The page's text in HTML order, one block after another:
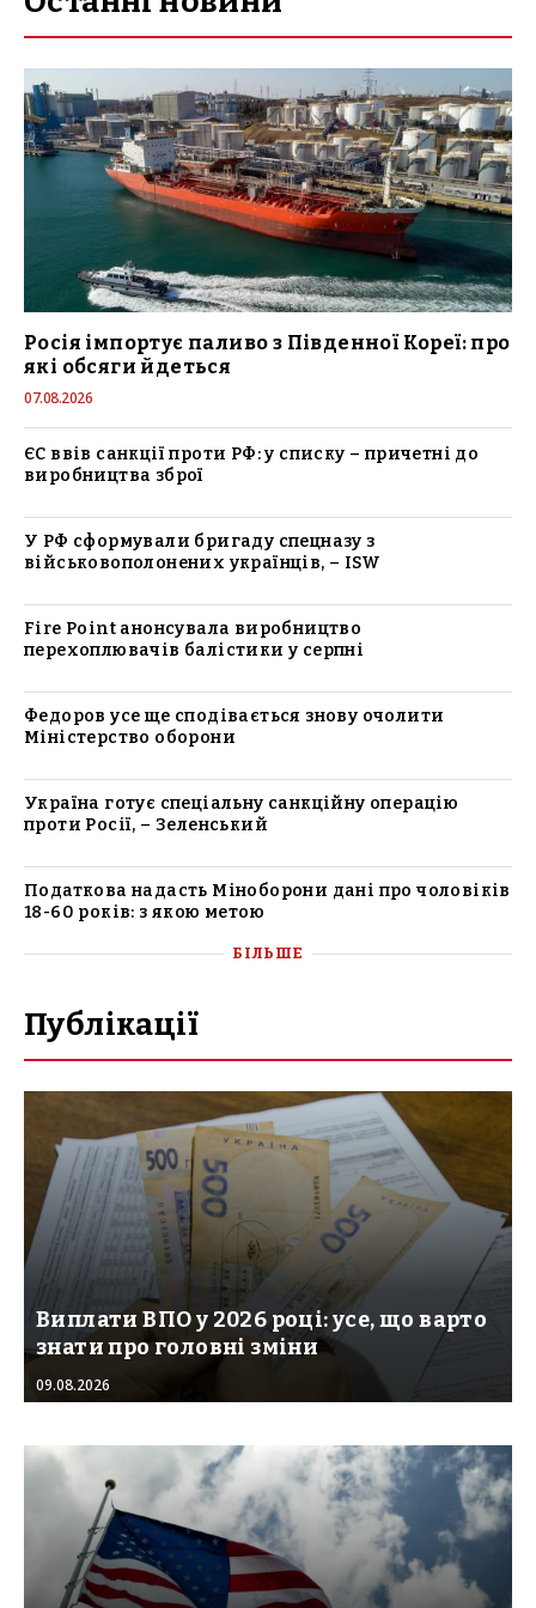
Росія імпортує паливо з Південної Кореї: про
які обсяги йдеться
07.08.2026
ЄС ввів санкції проти РФ: у списку – причетні до
виробництва зброї
У РФ сформували бригаду спецназу з
військовополонених українців, – ISW
Fire Point анонсувала виробництво
перехоплювачів балістики у серпні
Федоров усе ще сподівається знову очолити
Міністерство оборони
Україна готує спеціальну санкційну операцію
проти Росії, – Зеленський
Податкова надасть Міноборони дані про чоловіків
18-60 років: з якою метою
БІЛЬШЕ
Публікації
Виплати ВПО у 2026 році: усе, що варто
знати про головні зміни
09.08.2026